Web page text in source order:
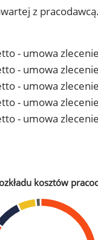
z pracodawcą.
- umowa
- umowa
- umowa
- umowa
- umowa
kosztów